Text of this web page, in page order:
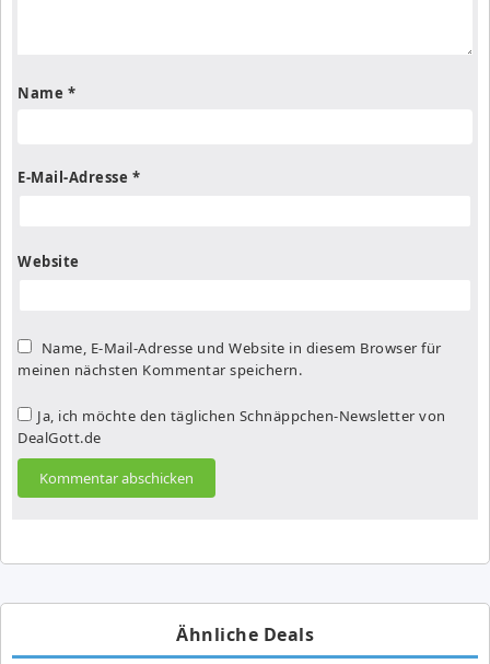
Name *
E-Mail-Adresse *
Website
Name, E-Mail-Adresse und Website in diesem Browser für
meinen nächsten Kommentar speichern.
Ja, ich möchte den täglichen Schnäppchen-Newsletter von
DealGott.de
Ähnliche Deals